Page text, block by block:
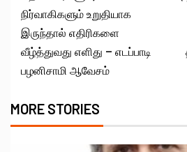
நிர்வாகிகளும் உறுதியாக
இருந்தால் எதிரிகளை
வீழ்த்துவது எளிது – எடப்பாடி
பழனிசாமி ஆவேசம்
MORE STORIES